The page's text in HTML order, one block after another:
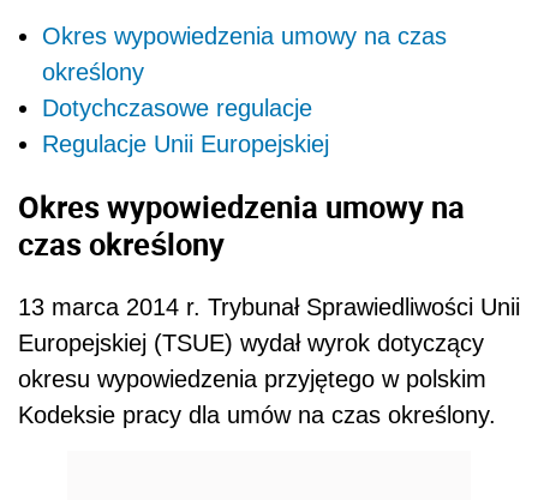
Okres wypowiedzenia umowy na czas
określony
Dotychczasowe regulacje
Regulacje Unii Europejskiej
Okres wypowiedzenia umowy na
czas określony
13 marca 2014 r. Trybunał Sprawiedliwości Unii
Europejskiej (TSUE) wydał wyrok dotyczący
okresu wypowiedzenia przyjętego w polskim
Kodeksie pracy dla umów na czas określony.